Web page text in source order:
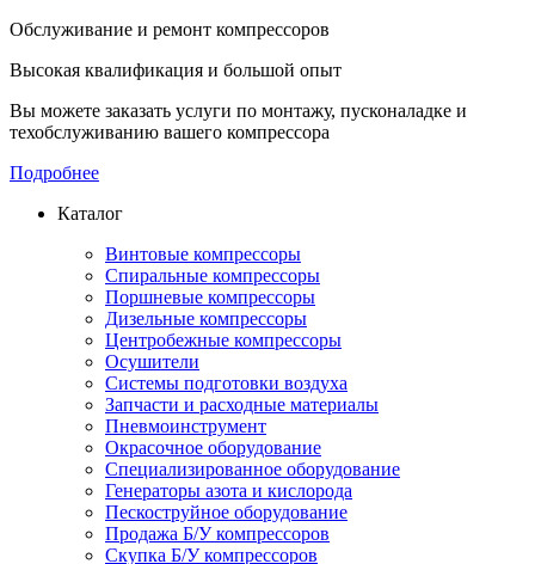
Обслуживание и ремонт компрессоров
Высокая квалификация и большой опыт
Вы можете заказать услуги по монтажу, пусконаладке и
техобслуживанию вашего компрессора
Подробнее
Каталог
Винтовые компрессоры
Спиральные компрессоры
Поршневые компрессоры
Дизельные компрессоры
Центробежные компрессоры
Осушители
Системы подготовки воздуха
Запчасти и расходные материалы
Пневмоинструмент
Окрасочное оборудование
Специализированное оборудование
Генераторы азота и кислорода
Пескоструйное оборудование
Продажа Б/У компрессоров
Скупка Б/У компрессоров